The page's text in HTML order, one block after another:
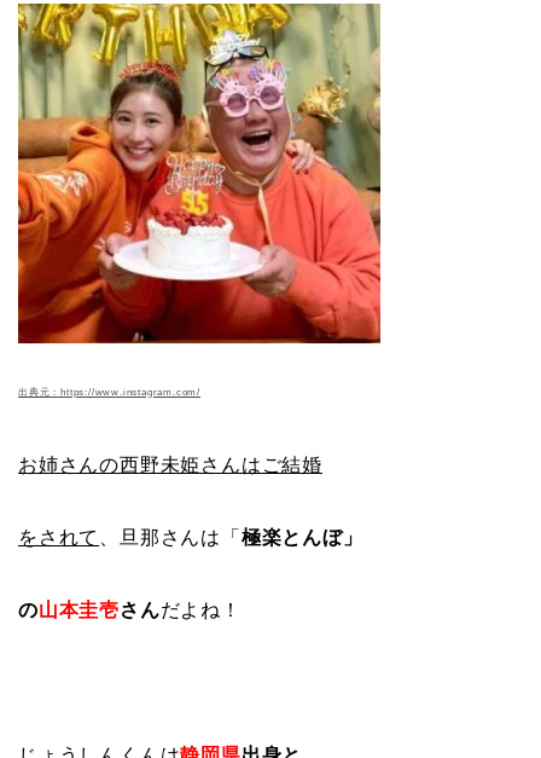
出典元：https://www.instagram.com/
お姉さんの西野未姫さんはご結婚
をされて 、旦那さんは「 極楽とんぼ」
の山本圭壱さんだよね！